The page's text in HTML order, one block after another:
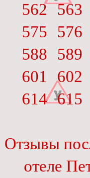
562 563
575
576
588
589
601
602
614 615
Отзывы
отеле